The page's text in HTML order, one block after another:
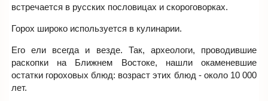
встречается в русских пословицах и скороговорках.
Горох широко используется в кулинарии.
Его ели всегда и везде. Так, археологи, проводившие
раскопки на Ближнем Востоке, нашли окаменевшие
остатки гороховых блюд: возраст этих блюд - около 10 000
лет.